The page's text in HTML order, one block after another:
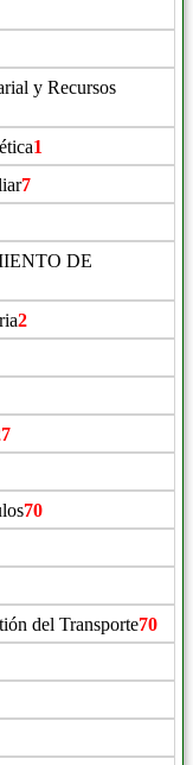
y Recursos
1
7
DE
2
70
del Transporte70